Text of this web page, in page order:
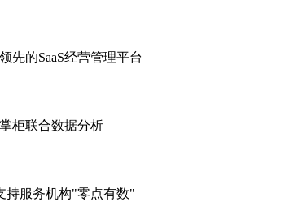
先的SaaS经营管理平台
柜联合数据分析
持服务机构"零点有数"